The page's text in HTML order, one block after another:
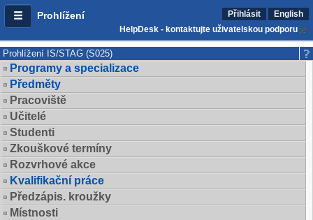
Prohlížení Přihlásit
English
HelpDesk - kontaktujte uživatelskou podporu
Prohlížení IS/STAG (S025)
Programy a specializace
Předměty
Pracoviště
Učitelé
Studenti
Zkouškové termíny
Rozvrhové akce
Kvalifikační práce
Předzápis. kroužky
Místnosti